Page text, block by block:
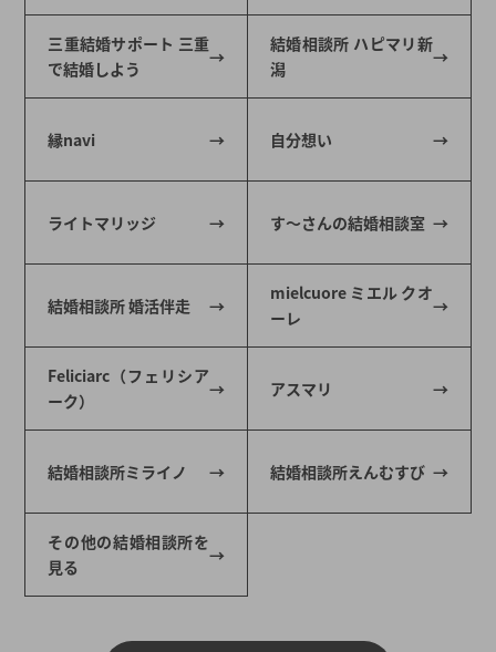
三重結婚サポート 三重
で結婚しよう
結婚相談所 ハピマリ新
潟
縁navi 自分想い
ライトマリッジ す～さんの結婚相談室
結婚相談所 婚活伴走
mielcuore ミエル クオ
ーレ
Feliciarc（フェリシア
ーク）
アスマリ
結婚相談所ミライノ 結婚相談所えんむすび
その他の結婚相談所を
見る